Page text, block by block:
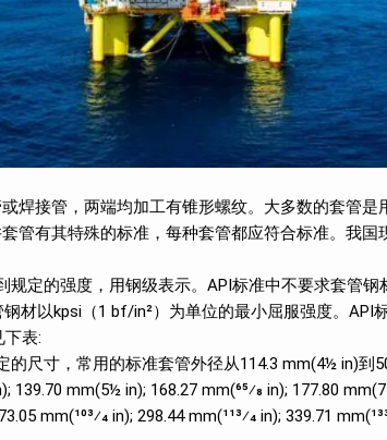
焊接管，两端均加工有锥形螺纹。大多数的套管是
管有其特殊的标准，每种套管都应符合标准。我国
规定的强度，用钢级表示。API标准中不要求套管
材以kpsi（1 bf/in²）为单位的最小屈服强度。API
下表:
尺寸，常用的标准套管外径从114.3 mm(4½ in)到
139.70 mm(5½ in); 168.27 mm(65⁄8 in); 177.80
mm(103⁄4 in); 298.44 mm(113⁄4 in); 339.71